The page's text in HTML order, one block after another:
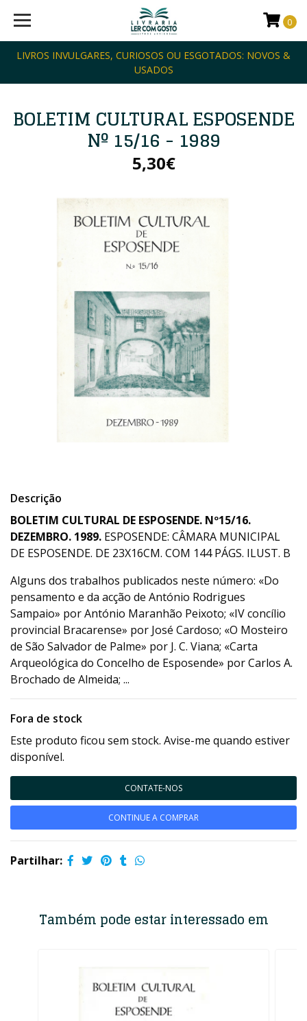
LIVROS INVULGARES, CURIOSOS OU ESGOTADOS: NOVOS &
USADOS
0
BOLETIM CULTURAL ESPOSENDE
Nº 15/16 - 1989
5,30€
Descrição
BOLETIM CULTURAL DE ESPOSENDE. Nº15/16.
DEZEMBRO. 1989. ESPOSENDE: CÂMARA MUNICIPAL
DE ESPOSENDE. DE 23X16CM. COM 144 PÁGS. ILUST. B
Alguns dos trabalhos publicados neste número: «Do
pensamento e da acção de António Rodrigues
Sampaio» por António Maranhão Peixoto; «IV concílio
provincial Bracarense» por José Cardoso; «O Mosteiro
de São Salvador de Palme» por J. C. Viana; «Carta
Arqueológica do Concelho de Esposende» por Carlos A.
Brochado de Almeida; ...
Fora de stock
Este produto ficou sem stock. Avise-me quando estiver
disponível.
CONTATE-NOS
CONTINUE A COMPRAR
Partilhar:
Também pode estar interessado em